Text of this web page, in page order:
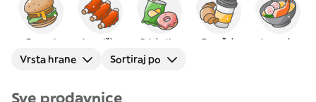
Burgeri Američka Grickalice Doručak Japanska
Vrsta hrane Sortiraj po
Sve prodavnice